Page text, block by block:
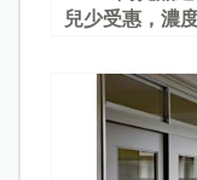
兒少受惠，濃